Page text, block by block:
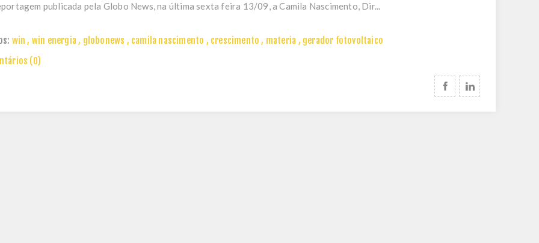
publicada pela Globo News, na última sexta feira 13/09, a Camila Nascimento, Dir...
win , win energia , globonews , camila nascimento , crescimento , materia , gerador fotovoltaico
(0)